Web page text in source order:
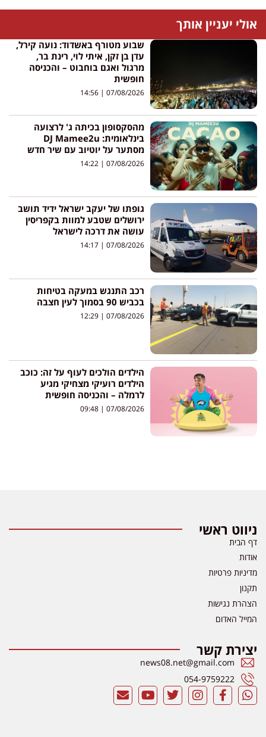
אולי יעניין אותך
שבוע מטורף באשדוד: נועה קירל,
עדן בן זקן, איתי לוי, רינת בר,
מרגול ואגם בוחבוט – והכניסה
חופשית
07/08/2026
מהסקסופון בכיתה ג' לרצועה
בינלאומית: DJ Mamee2u
מסתער על יוטיוב עם שיר חדש
07/08/2026
גופתו של יעקב ישראל ידיד תושב
ירושלים שטבע למוות בקפריסין
עושה את דרכה לישראל
07/08/2026
רכב התנגש במעקה בטיחות
בכביש 90 בסמוך לעין חצבה
07/08/2026
הילדים הולכים לעוף על זה: כוכב
הילדים רועיקי מצחיקי מגיע
לרמלה – והכניסה חופשית
07/08/2026
ניווט ראשי
דף הבית
אודות
מדיניות פרטיות
תקנון
הצהרת נגישות
המייל האדום
יצירת קשר
news08.net@gmail.com
054-9759222